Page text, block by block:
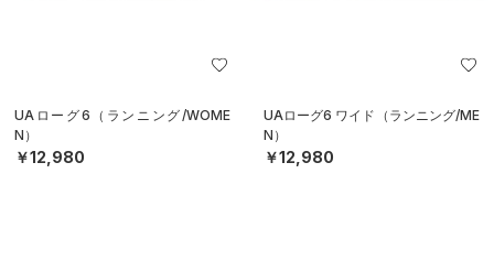
UAローグ6（ランニング/WOME
N）
￥12,980
UAローグ6 ワイド（ランニング/ME
N）
￥12,980